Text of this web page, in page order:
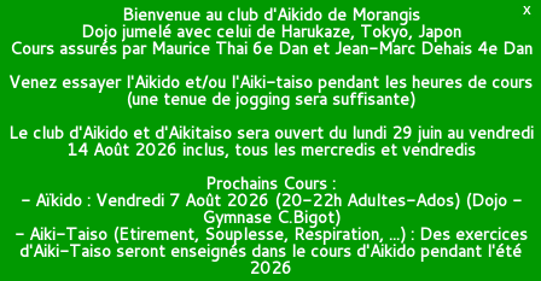
X
Bienvenue au club d'Aikido de Morangis
Dojo jumelé avec celui de Harukaze, Tokyo, Japon
Cours assurés par Maurice Thai 6e Dan et Jean-Marc Dehais 4e Dan
Venez essayer l'Aikido et/ou l'Aiki-taiso pendant les heures de cours
(une tenue de jogging sera suffisante)
Le club d'Aikido et d'Aikitaiso sera ouvert du lundi 29 juin au vendredi
14 Août 2026 inclus, tous les mercredis et vendredis
Prochains Cours :
- Aïkido : Vendredi 7 Août 2026 (20-22h Adultes-Ados) (Dojo -
Gymnase C.Bigot)
- Aiki-Taiso (Etirement, Souplesse, Respiration, ...) : Des exercices
d'Aiki-Taiso seront enseignés dans le cours d'Aikido pendant l'été
2026